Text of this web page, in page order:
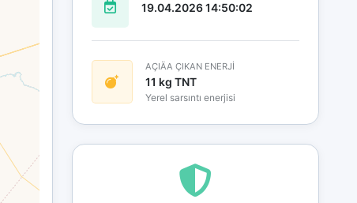
19.04.2026 14:50:02
AÇIÄA ÇIKAN ENERJİ
11 kg TNT
Yerel sarsıntı enerjisi